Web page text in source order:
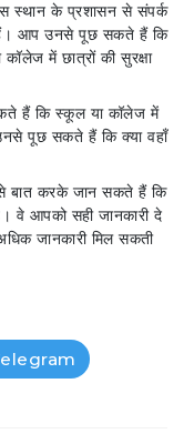
स्थान के प्रशासन से संपर्क
हैं। आप उनसे पूछ सकते हैं कि
में छात्रों की सुरक्षा
हैं कि स्कूल या कॉलेज में
पूछ सकते हैं कि क्या वहाँ
बात करके जान सकते हैं कि
वे आपको सही जानकारी दे
जानकारी मिल सकती